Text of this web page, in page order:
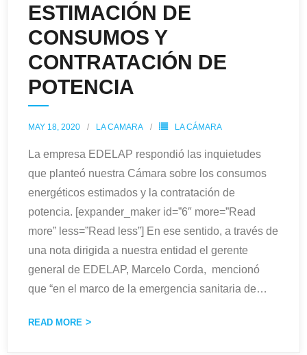
ESTIMACIÓN DE
CONSUMOS Y
CONTRATACIÓN DE
POTENCIA
MAY 18, 2020 LA CAMARA LA CÁMARA
La empresa EDELAP respondió las inquietudes
que planteó nuestra Cámara sobre los consumos
energéticos estimados y la contratación de
potencia. [expander_maker id=”6″ more=”Read
more” less=”Read less”] En ese sentido, a través de
una nota dirigida a nuestra entidad el gerente
general de EDELAP, Marcelo Corda, mencionó
que “en el marco de la emergencia sanitaria de…
READ MORE